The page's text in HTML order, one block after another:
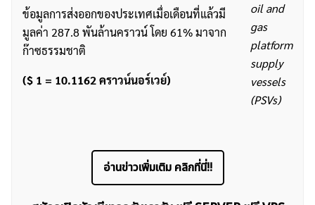
oil and
gas
platform
supply
vessels
(PSVs)
ข้อมูลการส่งออกของประเทศเมื่อเดือนที่แล้วมี
มูลค่า 287.8 พันล้านคราวน์ โดย 61% มาจาก
ก๊าซธรรมชาติ
($ 1 = 10.1162 คราวน์นอร์เวย์)
อ่านข่าวเพิ่มเติม คลิกที่นี่!!